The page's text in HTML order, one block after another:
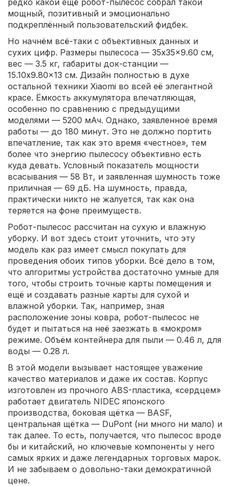
мощный, позитивный и эмоционально
подкреплённый пользовательский фидбек.
Но начнём всё-таки с объективных данных и
сухих цифр. Размеры пылесоса — 35x35x9.60 см,
вес — 3.5 кг, габариты док-станции —
15.10x9.80x13 см. Дизайн полностью в духе
остальной техники Xiaomi во всей её элегантной
красе. Ёмкость аккумулятора впечатляющая,
особенно по сравнению с предыдущими
моделями — 5200 мАч. Однако, заявленное время
работы — до 180 минут. Это не должно портить
впечатление, так как это время «честное», тем
более что энергию пылесосу объективно есть
куда девать. Условный показатель мощности
всасывания — 58 Вт, и заявленная шумность тоже
приличная — 69 дБ. На шумность, правда,
практически никто не жалуется, так как она
теряется на фоне преимуществ.
Робот-пылесос рассчитан на сухую и влажную
уборку. И вот здесь стоит уточнить, что эту
модель как раз имеет смысл покупать для
проведения обоих типов уборки. Всё дело в том,
что алгоритмы устройства достаточно умные для
того, чтобы строить точные карты помещения и
ещё и создавать разные карты для сухой и
влажной уборки. Так, например, зная
расположение зоны ковра, робот-пылесос не
будет и пытаться на неё заезжать в «мокром»
режиме. Объём контейнера для пыли — 0.46 л, для
воды — 0.28 л.
В этой модели вызывает настоящее уважение
качество материалов и даже их состав. Корпус
изготовлен из прочного ABS-пластика, «сердцем»
работает двигатель NIDEC японского
производства, боковая щётка — BASF,
центральная щётка — DuPont (ни много ни мало) и
так далее. То есть, получается, что пылесос вроде
бы и китайский, но ключевые компоненты у него
самых ярких и даже легендарных торговых марок.
И не забываем о довольно-таки демократичной
цене.